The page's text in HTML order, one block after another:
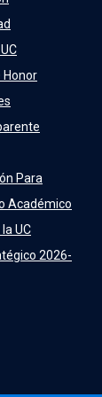
Honor
Para
Académico
UC
2026-